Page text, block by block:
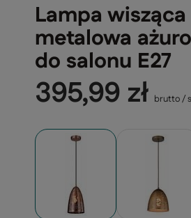
Lampa
metalowa
do salonu E27
395,99 zł brutto/